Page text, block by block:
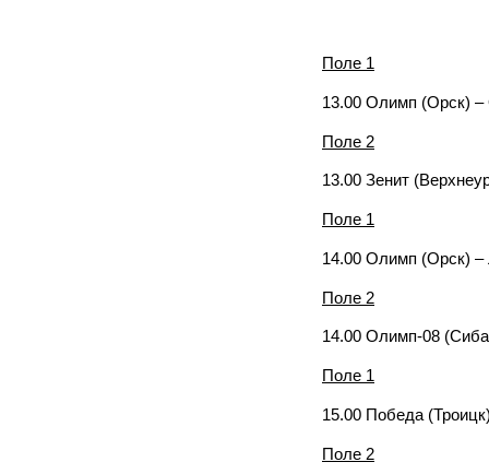
Поле 1
13.00 Олимп (Орск)
Поле 2
13.00 Зенит
Поле 1
14.00 Олимп (Орск) –
Поле 2
14.00 Олимп-08
Поле 1
15.00 Победа
Поле 2